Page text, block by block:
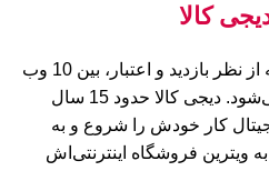
کالا
دیجی کالا چندین سال است که از نظر بازدید و اعتبار، بین 10 وب
سایت اول ایرانی رتبه بندی می‌شود. دیجی کالا حدود 15 سال
کار خودش را شروع و به
ویترین فروشگاه اینترنتی‌اش